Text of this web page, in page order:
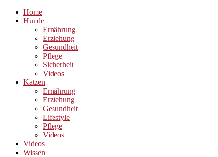
Home
Hunde
Ernährung
Erziehung
Gesundheit
Pflege
Sicherheit
Videos
Katzen
Ernährung
Erziehung
Gesundheit
Lifestyle
Pflege
Videos
Videos
Wissen